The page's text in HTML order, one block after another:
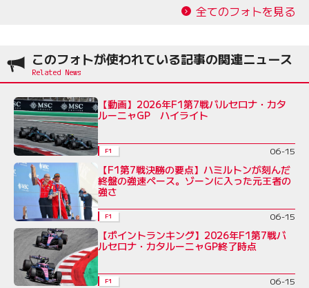
全てのフォトを見る
このフォトが使われている記事の関連ニュース
【動画】2026年F1第7戦バルセロナ・カタ
ルーニャGP ハイライト
F1 06-15
【F1第7戦決勝の要点】ハミルトンが刻んだ
終盤の強速ペース。ゾーンに入った元王者の
強さ
F1 06-15
【ポイントランキング】2026年F1第7戦バ
ルセロナ・カタルーニャGP終了時点
F1 06-15